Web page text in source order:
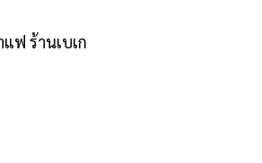
ฟ ร้านเบเก